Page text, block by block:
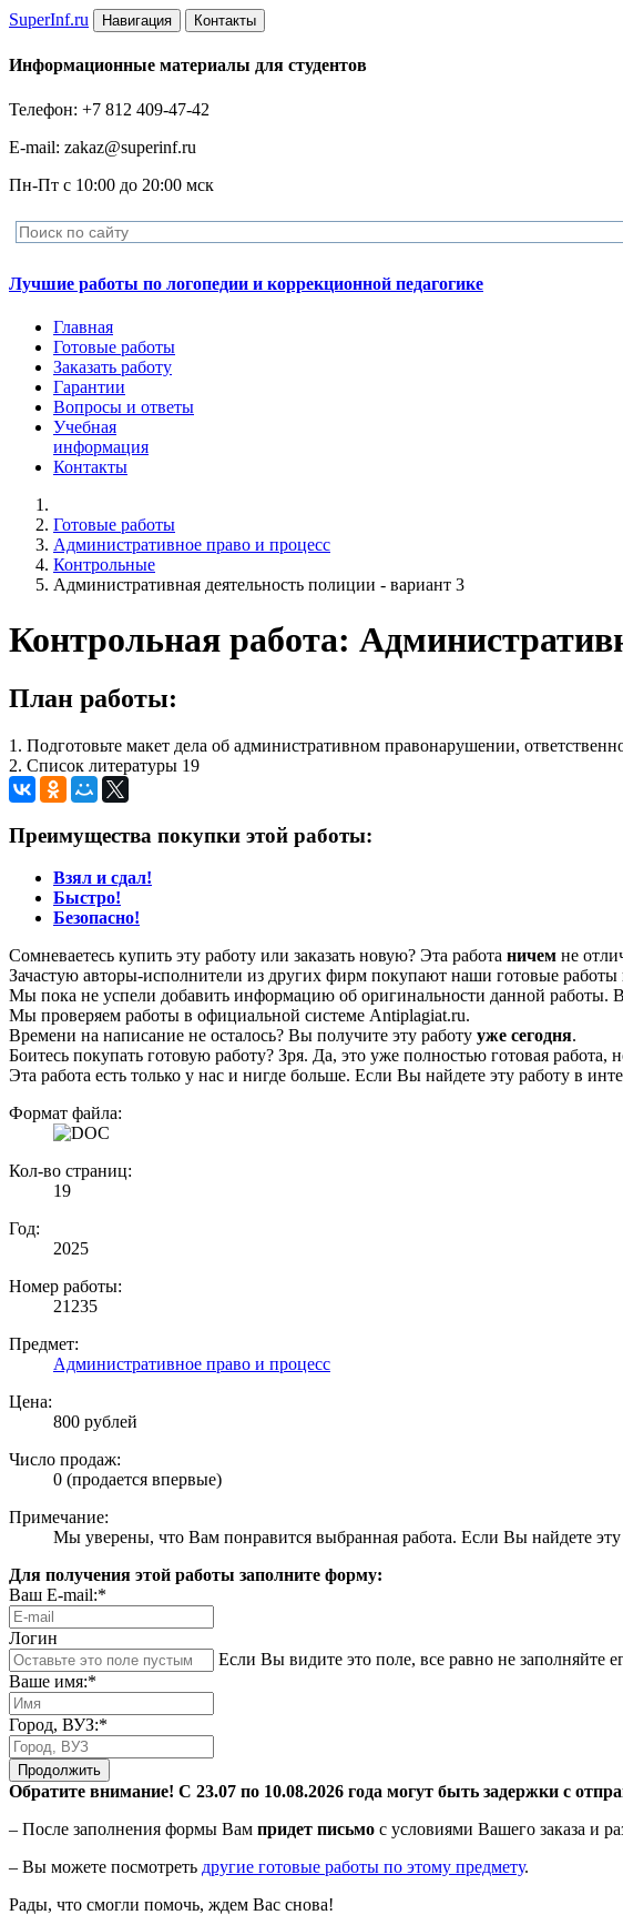
SuperInf.ru Навигация Контакты
Информационные материалы для студентов
Телефон: +7 812 409-47-42
E-mail: zakaz@superinf.ru
Пн-Пт с 10:00 до 20:00 мск
Лучшие работы по логопедии и коррекционной педагогике
Главная
Готовые работы
Заказать работу
Гарантии
Вопросы и ответы
Учебная
информация
Контакты
Готовые работы
Административное право и процесс
Контрольные
Административная деятельность полиции - вариант 3
Контрольная работа:
План работы:
1. Подготовьте макет дела об административном правонарушении,
2. Список литературы 19
Преимущества покупки этой работы:
Взял и сдал!
Быстро!
Безопасно!
Сомневаетесь купить эту работу или заказать новую? Эта работа ничем не
Зачастую авторы-исполнители из других фирм покупают наши готовые
Мы пока не успели добавить информацию об оригинальности данной работы.
Мы проверяем работы в официальной системе Аntiplagiat.ru.
Времени на написание не осталось? Вы получите эту работу уже сегодня.
Боитесь покупать готовую работу? Зря. Да, это уже полностью готовая работа,
Эта работа есть только у нас и нигде больше. Если Вы найдете эту работу в
Формат файла:
Кол-во страниц:
19
Год:
2025
Номер работы:
21235
Предмет:
Административное право и процесс
Цена:
800 рублей
Число продаж:
0 (продается впервые)
Примечание:
Мы уверены, что Вам понравится выбранная работа. Если Вы найдете
Для получения этой работы заполните форму:
Ваш E-mail:*
Логин
Если Вы видите это поле, все равно не заполняйте
Ваше имя:*
Город, ВУЗ:*
Продолжить
Обратите внимание! С 23.07 по 10.08.2026 года могут быть задержки с
– После заполнения формы Вам придет письмо с условиями Вашего заказа и
– Вы можете посмотреть другие готовые работы по этому предмету.
Рады, что смогли помочь, ждем Вас снова!